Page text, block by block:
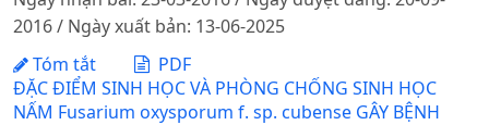
2016 / Ngày xuất bản: 13-06-2025
Tóm tắt
PDF
ĐẶC ĐIỂM SINH HỌC VÀ PHÒNG CHỐNG SINH HỌC
NẤM Fusarium oxysporum f. sp. cubense GÂY BỆNH